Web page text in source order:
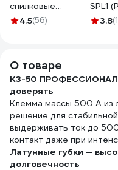
спилковые
р.14/3XL SAMC-
4.5(56)
SPL1
3.8
О товаре
КЗ-50 ПРОФЕССИОНАЛ
доверять
Клемма массы 500 А из
решение для
выдерживать ток до
контакт даже при
Латунные губки —
долговечность